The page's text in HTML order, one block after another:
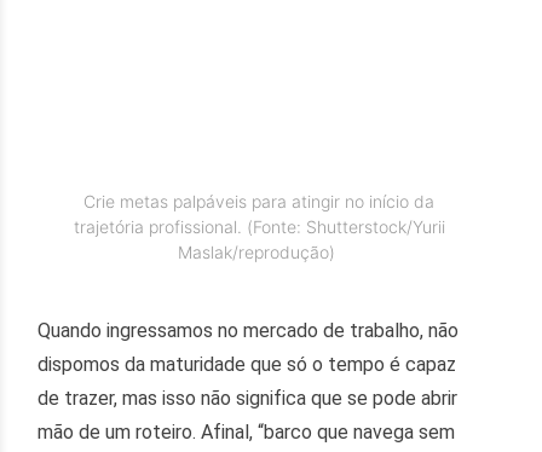
Crie metas palpáveis para atingir no início da
trajetória profissional. (Fonte: Shutterstock/Yurii
Maslak/reprodução)
Quando ingressamos no mercado de trabalho, não
dispomos da maturidade que só o tempo é capaz
de trazer, mas isso não significa que se pode abrir
mão de um roteiro. Afinal, “barco que navega sem